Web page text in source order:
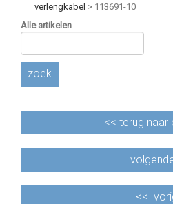
verlengkabel > 113691-10
Alle artikelen
zoek
<< terug naar
<<